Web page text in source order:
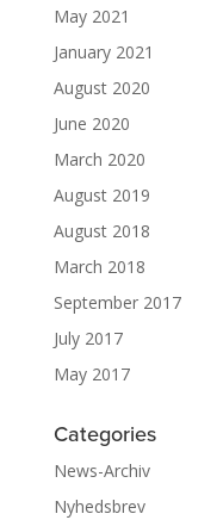
May 2021
January 2021
August 2020
June 2020
March 2020
August 2019
August 2018
March 2018
September 2017
July 2017
May 2017
Categories
News-Archiv
Nyhedsbrev